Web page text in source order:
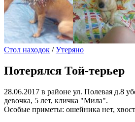
Стол находок /Утеряно
Потерялся Той-терьер
28.06.2017 в районе ул. Полевая д.8
девочка, 5 лет, кличка "Мила".
Особые приметы: ошейника нет,